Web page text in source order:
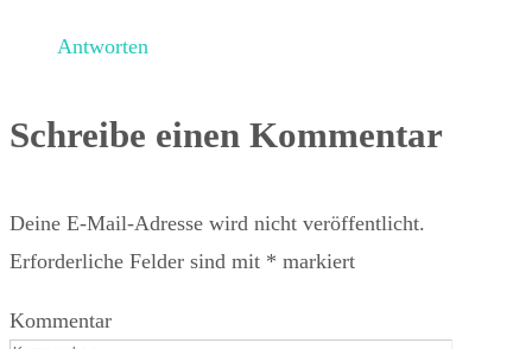
Antworten
Schreibe einen Kommentar
Deine E-Mail-Adresse wird nicht veröffentlicht.
Erforderliche Felder sind mit * markiert
Kommentar